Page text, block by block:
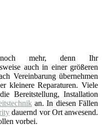
noch mehr, denn Ihr
auch in einer größeren
Vereinbarung übernehmen
kleinere Reparaturen. Viele
Bereitstellung, Installation
an. In diesen Fällen
dauernd vor Ort anwesend.
vorbei.